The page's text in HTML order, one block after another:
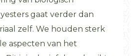
gaat verder dan
zelf. We houden sterk
aspecten van het